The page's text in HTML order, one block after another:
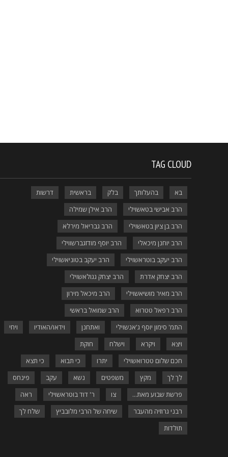
TAG CLOUD
בא בהעלותך בלק בראשית
דרשות
הרב אבישי בטאשוילי
הרב אילן שמילה
הרב בן ציון בטאשוילי
הרב גבריאל מירלא
הרב יוחנן מיכאלי
הרב יוסף מודזגברשווילי
הרב יעקב בוטראשוילי
הרב יעקב בטוניאשוילי
הרב יצחק אדרת
הרב יצחק גגולאשוילי
הרב מאיר מושיאשוילי
הרב מיכאל מירון
הרב רפאל טטרוא
הרב שמואל בראשי
התמ' סימון יוסף ג'אנשוילי
ואתחנן וידאו/האודיו
ויחי
ויצא
ויקרא וישלח
חוקת
חכם שלום טטרואשוילי
יתרו כי תבוא
כי תצא
לך לך
מקץ משפטים נשא עקב
פינחס
פרשת שבוע מאת...
צו ר' דוד בוטראשוילי
ראה
רבני גרוזיה מהעבר
שיחה של הרבי מלובביץ
שלח לך
תולדות